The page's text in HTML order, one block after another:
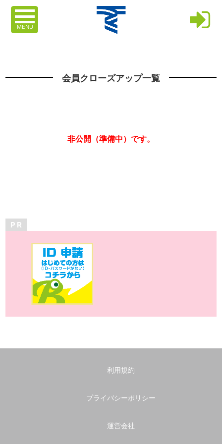
MENU
会員クローズアップ一覧
非公開（準備中）です。
P R
利用規約
プライバシーポリシー
運営会社